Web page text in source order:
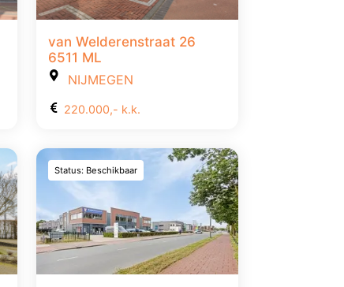
van Welderenstraat 26
6511 ML
NIJMEGEN
220.000,- k.k.
Status: Beschikbaar